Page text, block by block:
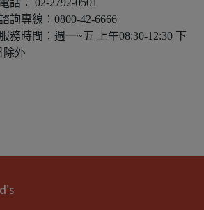
專線：0800-42-6666
時間：週一~五 上午08:30-12:30 下
除外